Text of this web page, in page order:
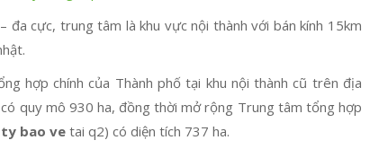
cực, trung tâm là khu vực nội thành với bán kính 15km
hợp chính của Thành phố tại khu nội thành cũ trên địa
quy mô 930 ha, đồng thời mở rộng Trung tâm tổng hợp
ty bao ve tai q2) có diện tích 737 ha.